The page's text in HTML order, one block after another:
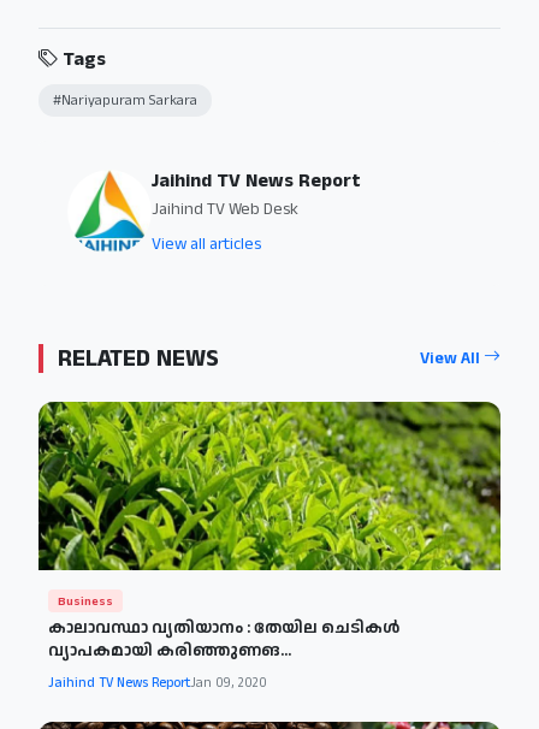
Tags
#Nariyapuram Sarkara
Jaihind TV News Report
Jaihind TV Web Desk
View all articles
RELATED NEWS View All
Business
കാലാവസ്ഥാ വ്യതിയാനം : തേയില ചെടികൾ
വ്യാപകമായി കരിഞ്ഞുണങ...
Jaihind TV News ReportJan 09, 2020